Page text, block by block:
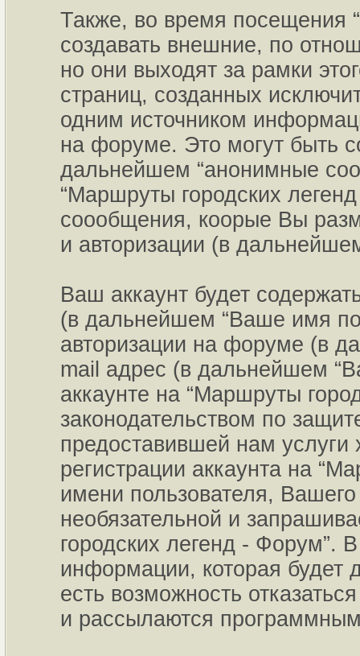
Также, во время посещения
создавать внешние, по
но они выходят за рамки
страниц, созданных
одним источником
на форуме. Это могут быть
дальнейшем “анонимные
“Маршруты городских
соообщения, коорые Вы
и авторизации (в
Ваш аккаунт будет
(в дальнейшем “Ваше имя
авторизации на форуме (в
mail адрес (в дальнейшем
аккаунте на “Маршруты
законодательством по
предоставившей нам
регистрации аккаунта на
имени пользователя,
необязательной и
городских легенд - Форум”.
информации, которая будет
есть возможность
и рассылаются